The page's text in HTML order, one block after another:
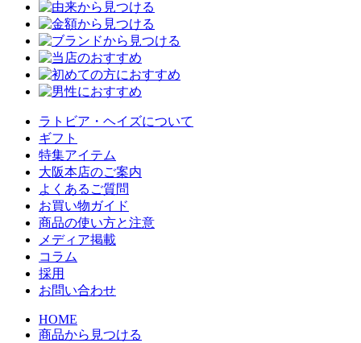
ラトビア・ヘイズについて
ギフト
特集アイテム
大阪本店のご案内
よくあるご質問
お買い物ガイド
商品の使い方と注意
メディア掲載
コラム
採用
お問い合わせ
HOME
商品から見つける